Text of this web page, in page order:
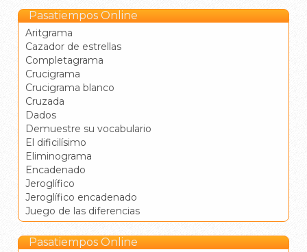
Pasatiempos Online
Aritgrama
Cazador de estrellas
Completagrama
Crucigrama
Crucigrama blanco
Cruzada
Dados
Demuestre su vocabulario
El dificilísimo
Eliminograma
Encadenado
Jeroglífico
Jeroglífico encadenado
Juego de las diferencias
Pasatiempos Online